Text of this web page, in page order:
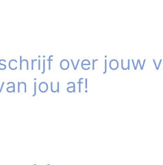
over jouw
jou af!